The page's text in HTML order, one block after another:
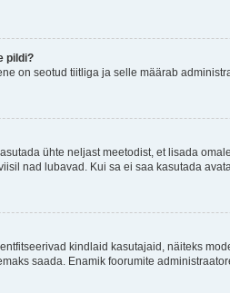
pildi?
on seotud tiitliga ja selle määrab
ühte neljast meetodist, et lisada
nad lubavad. Kui sa ei saa kasutada
kindlaid kasutajaid, näiteks
saada. Enamik foorumite